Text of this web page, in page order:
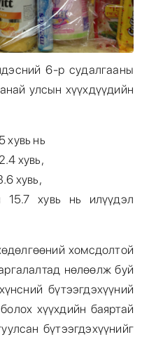
6-р судалгааны
улсын хүүхдүүдийн
хувь нь
хувь,
хувь,
15.7 хувь нь илүүдэл
хомсдолтой
нөлөөлж буй
бүтээгдэхүүний
хүүхдийн баяртай
бүтээгдэхүүнийг